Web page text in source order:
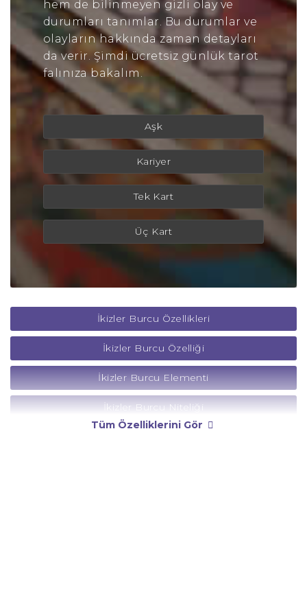
hem de bilinmeyen gizli olay ve
durumları tanımlar. Bu durumlar ve
olayların hakkında zaman detayları
da verir. Şimdi ücretsiz günlük tarot
falınıza bakalım.
Aşk
Kariyer
Tek Kart
Üç Kart
İkizler Burcu Özellikleri
İkizler Burcu Özelliği
İkizler Burcu Elementi
İkizler Burcu Niteliği
Tüm Özelliklerini Gör